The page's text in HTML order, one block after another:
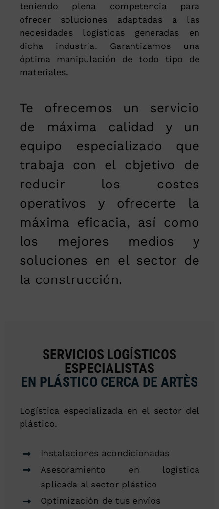
teniendo plena competencia para
ofrecer soluciones adaptadas a las
necesidades logísticas generadas en
dicha industria. Garantizamos una
óptima manipulación de todo tipo de
materiales.
Te ofrecemos un servicio
de máxima calidad y un
equipo especializado que
trabaja con el objetivo de
reducir los costes
operativos y ofrecerte la
máxima eficacia, así como
los mejores medios y
soluciones en el sector de
la construcción.
SERVICIOS LOGÍSTICOS
ESPECIALISTAS
EN PLÁSTICO CERCA DE ARTÈS
Logística especializada en el sector del
plástico.
Instalaciones acondicionadas
Asesoramiento en logística
aplicada al sector plástico
Optimización de tus envíos